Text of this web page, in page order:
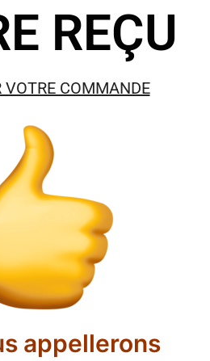
REÇU
VOTRE COMMANDE
appellerons